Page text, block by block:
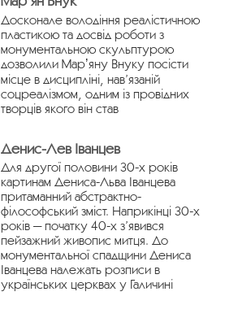
Досконале володіння реалістичною
пластикою та досвід роботи з
монументальною скульптурою
дозволили Марʼяну Внуку посісти
місце в дисципліні, нав’язаній
соцреалізмом, одним із провідних
творців якого він став
Денис-Лев Іванцев
Для другої половини 30-х років
картинам Дениса-Льва Іванцева
притаманний абстрактно-
філософський зміст. Наприкінці 30-х
років — початку 40-х з’явився
пейзажний живопис митця. До
монументальної спадщини Дениса
Іванцева належать розписи в
українських церквах у Галичині